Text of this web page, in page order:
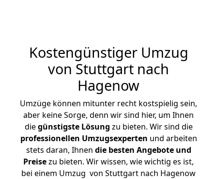
Kostengünstiger Umzug
von Stuttgart nach
Hagenow
Umzüge können mitunter recht kostspielig sein,
aber keine Sorge, denn wir sind hier, um Ihnen
diegünstigste Lösung zu bieten. Wir sind die
professionellen Umzugsexperten und arbeiten
stets daran, Ihnen die besten Angebote und
Preisezu bieten. Wir wissen, wie wichtig es ist,
bei einem Umzug von Stuttgart nach Hagenow